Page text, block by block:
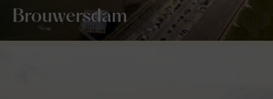
Brouwersdam